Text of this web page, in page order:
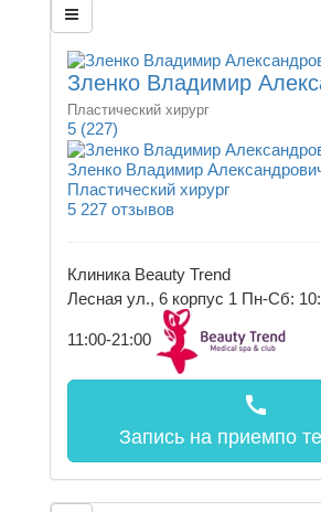
Зленко Владимир
Пластический хирург
5 (227)
Зленко Владимир
Пластический хирург
5 227 отзывов
Клиника Beauty Trend
Лесная ул., 6 корпус 1 Пн-Сб:
11:00-21:00
call
Запись на приемпо